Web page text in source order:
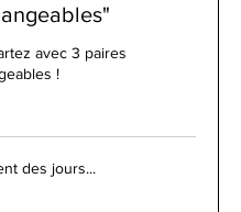
avec 3 paires
!
des jours...